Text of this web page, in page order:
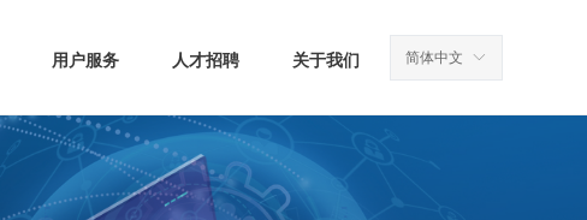
用户服务 人才招聘 关于我们 ꀅ
简体中文